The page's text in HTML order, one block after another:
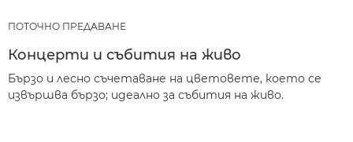
ПОТОЧНО ПРЕДАВАНЕ
Концерти и събития на живо
Бързо и лесно съчетаване на цветовете, което се
извършва бързо; идеално за събития на живо.